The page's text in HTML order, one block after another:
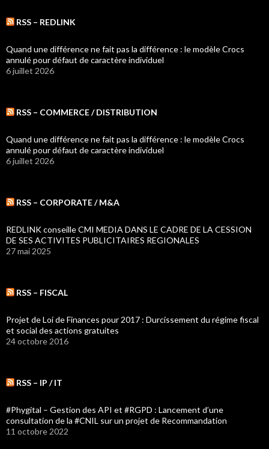
RSS – REDLINK
Quand une différence ne fait pas la différence : le modèle Crocs
annulé pour défaut de caractère individuel
6 juillet 2026
RSS – COMMERCE / DISTRIBUTION
Quand une différence ne fait pas la différence : le modèle Crocs
annulé pour défaut de caractère individuel
6 juillet 2026
RSS – CORPORATE / M&A
REDLINK conseille CMI MEDIA DANS LE CADRE DE LA CESSION
DE SES ACTIVITES PUBLICITAIRES REGIONALES
27 mai 2025
RSS – FISCAL
Projet de Loi de Finances pour 2017 : Durcissement du régime fiscal
et social des actions gratuites
24 octobre 2016
RSS – IP / IT
#Phygital – Gestion des API et #RGPD : Lancement d’une
consultation de la #CNIL sur un projet de Recommandation
11 octobre 2022